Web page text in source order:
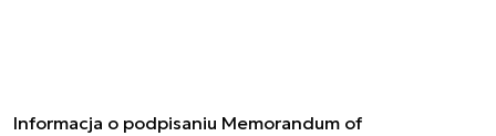
Informacja o podpisaniu Memorandum of